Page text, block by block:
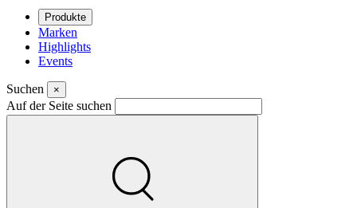
Produkte
Marken
Highlights
Events
Suchen ×
Auf der Seite suchen